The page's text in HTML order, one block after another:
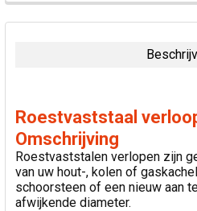
VAAK
SAMEN
VOEG
GESELECTEERDE
TOE AAN
WINKELWAGEN
Roestvaststaal
Omschrijving
Roestvaststalen verlopen zijn
van uw hout-, kolen of
schoorsteen of een nieuw aan
afwijkende diameter.